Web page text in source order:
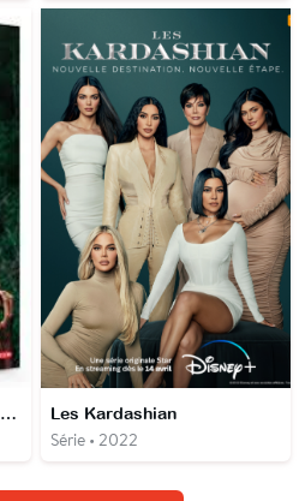
La Fleur de Buriti - Entretien avec Renée Nader Messora et João Salaviza Les Kardashian
Série • 2022